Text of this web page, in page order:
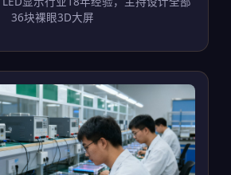
36块裸眼3D大屏